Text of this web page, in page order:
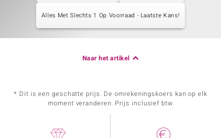
Alles Met Slechts 1 Op Voorraad - Laatste Kans!
Naar het artikel
* Dit is een geschatte prijs. De omrekeningskoers kan op elk
moment veranderen. Prijs inclusief btw